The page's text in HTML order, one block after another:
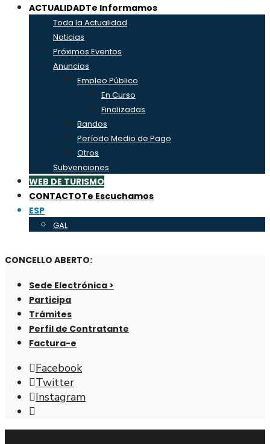
ACTUALIDADTe Informamos
Toda la Actualidad
Noticias
Próximos Eventos
Anuncios
Empleo Público
En Curso
Finalizadas
Bandos
Período Medio de Pago
Otros
Subvenciones
WEB DE TURISMO
CONTACTOTe Escuchamos
ESP
GAL
CONCELLO ABERTO:
Sede Electrónica >
Participa
Trámites
Perfil de Contratante
Factura-e
Facebook
Twitter
Instagram